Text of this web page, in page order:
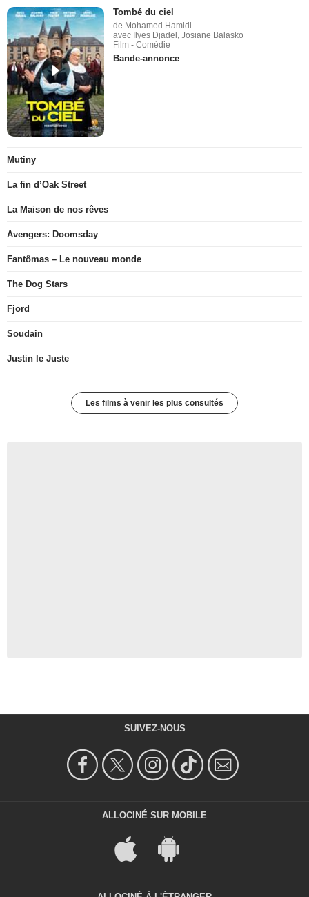
Tombé du ciel
de Mohamed Hamidi
avec Ilyes Djadel, Josiane Balasko
Film - Comédie
Bande-annonce
Mutiny
La fin d’Oak Street
La Maison de nos rêves
Avengers: Doomsday
Fantômas – Le nouveau monde
The Dog Stars
Fjord
Soudain
Justin le Juste
Les films à venir les plus consultés
SUIVEZ-NOUS
ALLOCINÉ SUR MOBILE